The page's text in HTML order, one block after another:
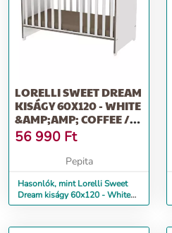
LORELLI SWEET DREAM
KISÁGY 60X120 - WHITE
&AMP;AMP; COFFEE /
FEHÉR &AMP;A...
56 990 Ft
Pepita
Hasonlók, mint Lorelli Sweet
Dream kiságy 60x120 - White
&amp;amp; Coffee / Fehér